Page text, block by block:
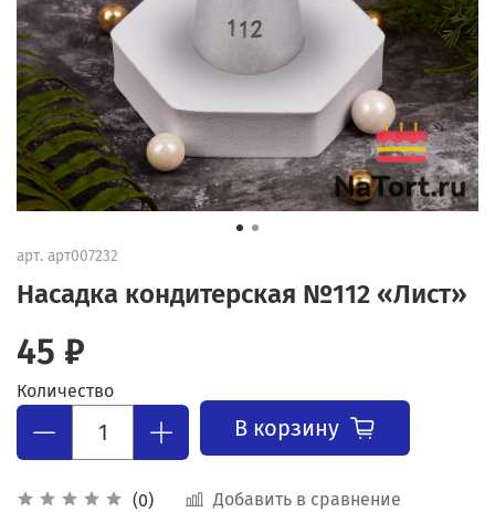
арт. арт007232
Насадка кондитерская №112 «Лист»
(0) Добавить в сравнение
45 ₽
Количество
В корзину